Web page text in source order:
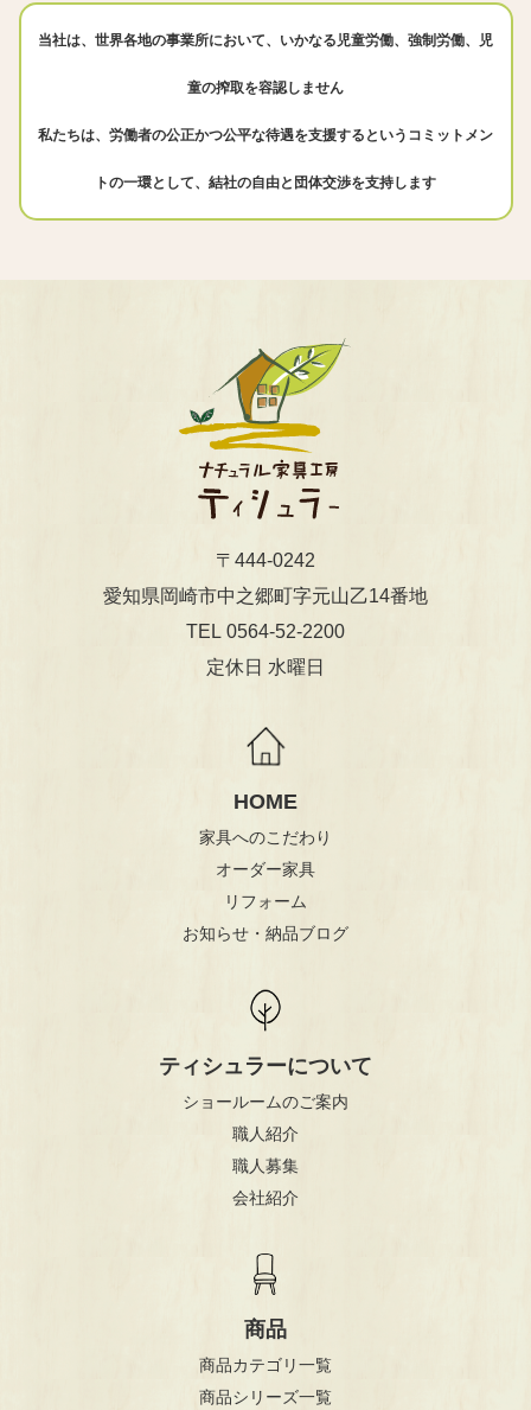
当社は、世界各地の事業所において、いかなる児童労働、強制労働、児
童の搾取を容認しません
私たちは、労働者の公正かつ公平な待遇を支援するというコミットメン
トの一環として、結社の自由と団体交渉を支持します
〒444-0242
​​​​​​​愛知県岡崎市中之郷町字元山乙14番地
TEL 0564-52-2200
定休日 水曜日
HOME
家具へのこだわり
オーダー家具
リフォーム
お知らせ・納品ブログ
ティシュラーについて
ショールームのご案内
職人紹介
職人募集
会社紹介
商品
商品カテゴリ一覧
商品シリーズ一覧